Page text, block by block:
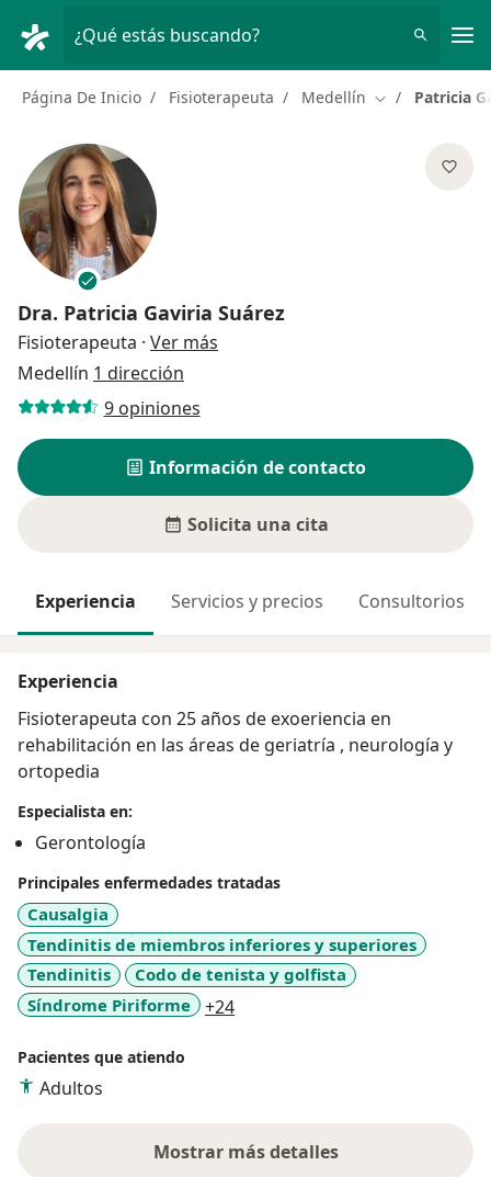
¿Qué estás buscando?
Página De Inicio Fisioterapeuta Medellín Cambiar de
Patricia
Dra. Patricia Gaviria Suárez
Fisioterapeuta · Ver más
Medellín 1 dirección
9 opiniones
Información de contacto
Solicita una cita
Experiencia Servicios y precios Consultorios
Experiencia
Fisioterapeuta con 25 años de exoeriencia en
rehabilitación en las áreas de geriatría , neurología y
ortopedia
Especialista en:
Gerontología
Principales enfermedades tratadas
Causalgia
Tendinitis de miembros inferiores y superiores
Tendinitis
Codo de tenista y golfista
Síndrome Piriforme
+24a11y_sr_more_diseases
Pacientes que atiendo
Adultos
Mostrar más detalles
sobre la experiencia